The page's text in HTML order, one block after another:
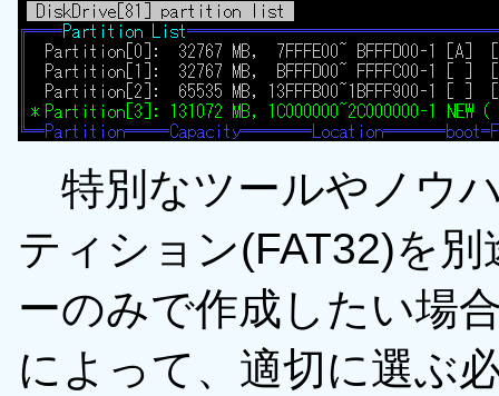
特別なツールやノウ
ティション(FAT32)を
ーのみで作成したい場
によって、適切に選ぶ